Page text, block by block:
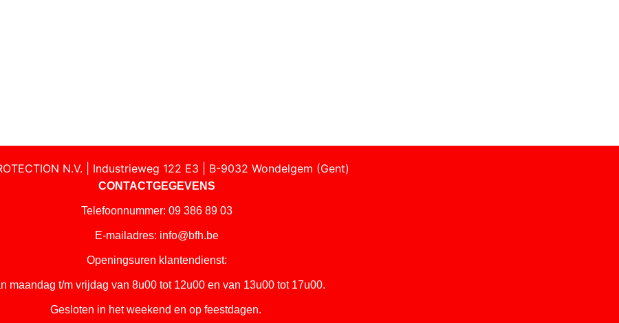
N.V. | Industrieweg 122 E3 | B-9032 Wondelgem (Gent)
CONTACTGEGEVENS
Telefoonnummer: 09 386 89 03
E-mailadres: info@bfh.be
Openingsuren klantendienst:
maandag t/m vrijdag van 8u00 tot 12u00 en van 13u00 tot 17u00.
Gesloten in het weekend en op feestdagen.